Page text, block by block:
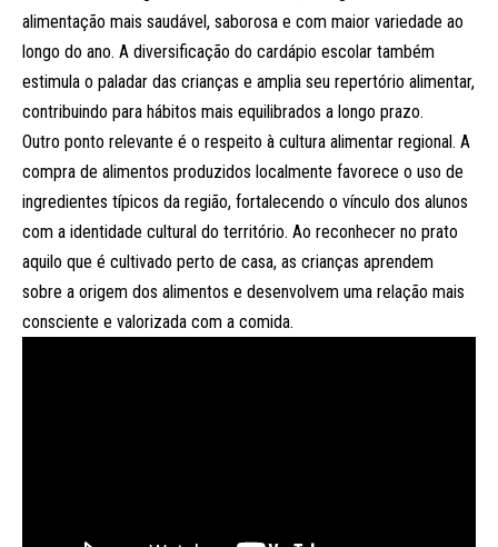
alimentação mais saudável, saborosa e com maior variedade ao
longo do ano. A diversificação do cardápio escolar também
estimula o paladar das crianças e amplia seu repertório alimentar,
contribuindo para hábitos mais equilibrados a longo prazo.
Outro ponto relevante é o respeito à cultura alimentar regional. A
compra de alimentos produzidos localmente favorece o uso de
ingredientes típicos da região, fortalecendo o vínculo dos alunos
com a identidade cultural do território. Ao reconhecer no prato
aquilo que é cultivado perto de casa, as crianças aprendem
sobre a origem dos alimentos e desenvolvem uma relação mais
consciente e valorizada com a comida.